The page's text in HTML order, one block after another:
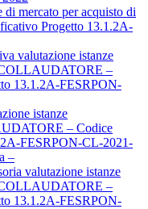
mercato per acquisto di
Progetto 13.1.2A-
valutazione istanze
–
13.1.2A-FESRPON-
istanze
– Codice
FESRPON-CL-2021-
–
valutazione istanze
–
13.1.2A-FESRPON-